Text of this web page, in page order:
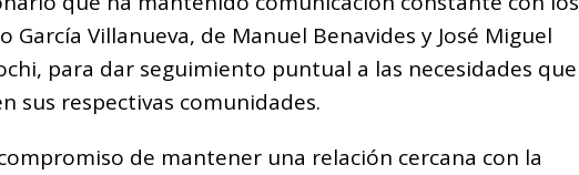
García Villanueva, de Manuel Benavides y José Miguel
para dar seguimiento puntual a las necesidades que
sus respectivas comunidades.
de mantener una relación cercana con la